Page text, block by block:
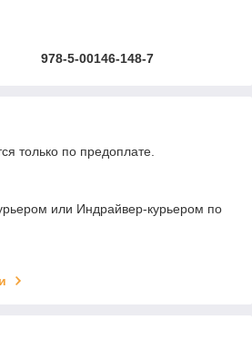
978-5-00146-148-7
только по предоплате.
или Индрайвер-курьером по